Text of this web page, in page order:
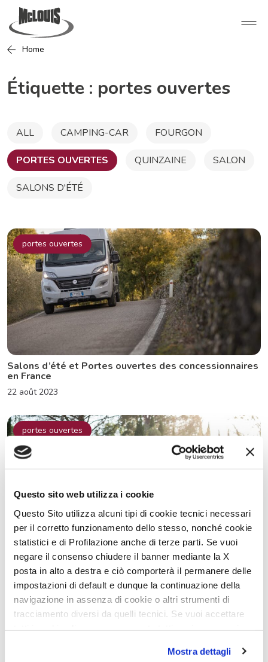
Questo sito web utilizza i cookie
Questo Sito utilizza alcuni tipi di cookie tecnici necessari
per il corretto funzionamento dello stesso, nonché cookie
statistici e di Profilazione anche di terze parti. Se vuoi
negare il consenso chiudere il banner mediante la X
posta in alto a destra e ciò comporterà il permanere delle
impostazioni di default e dunque la continuazione della
navigazione in assenza di cookie o altri strumenti di
tracciamento diversi da quelli tecnici. Se vuoi accettare
su acconsento selezionati. Se vuoi saperne di più clicca
Mostra dettagli
Home
Étiquette : portes ouvertes
ALL CAMPING-CAR FOURGON
PORTES OUVERTES QUINZAINE SALON
SALONS D'ÉTÉ
portes ouvertes
Salons d’été et Portes ouvertes des concessionnaires
en France
22 août 2023
portes ouvertes
McLouis: Salons & Portes Ouvertes, Août &
Septembre 2021
2 août 2021
portes ouvertes